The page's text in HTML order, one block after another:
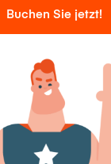
Buchen Sie jetzt!